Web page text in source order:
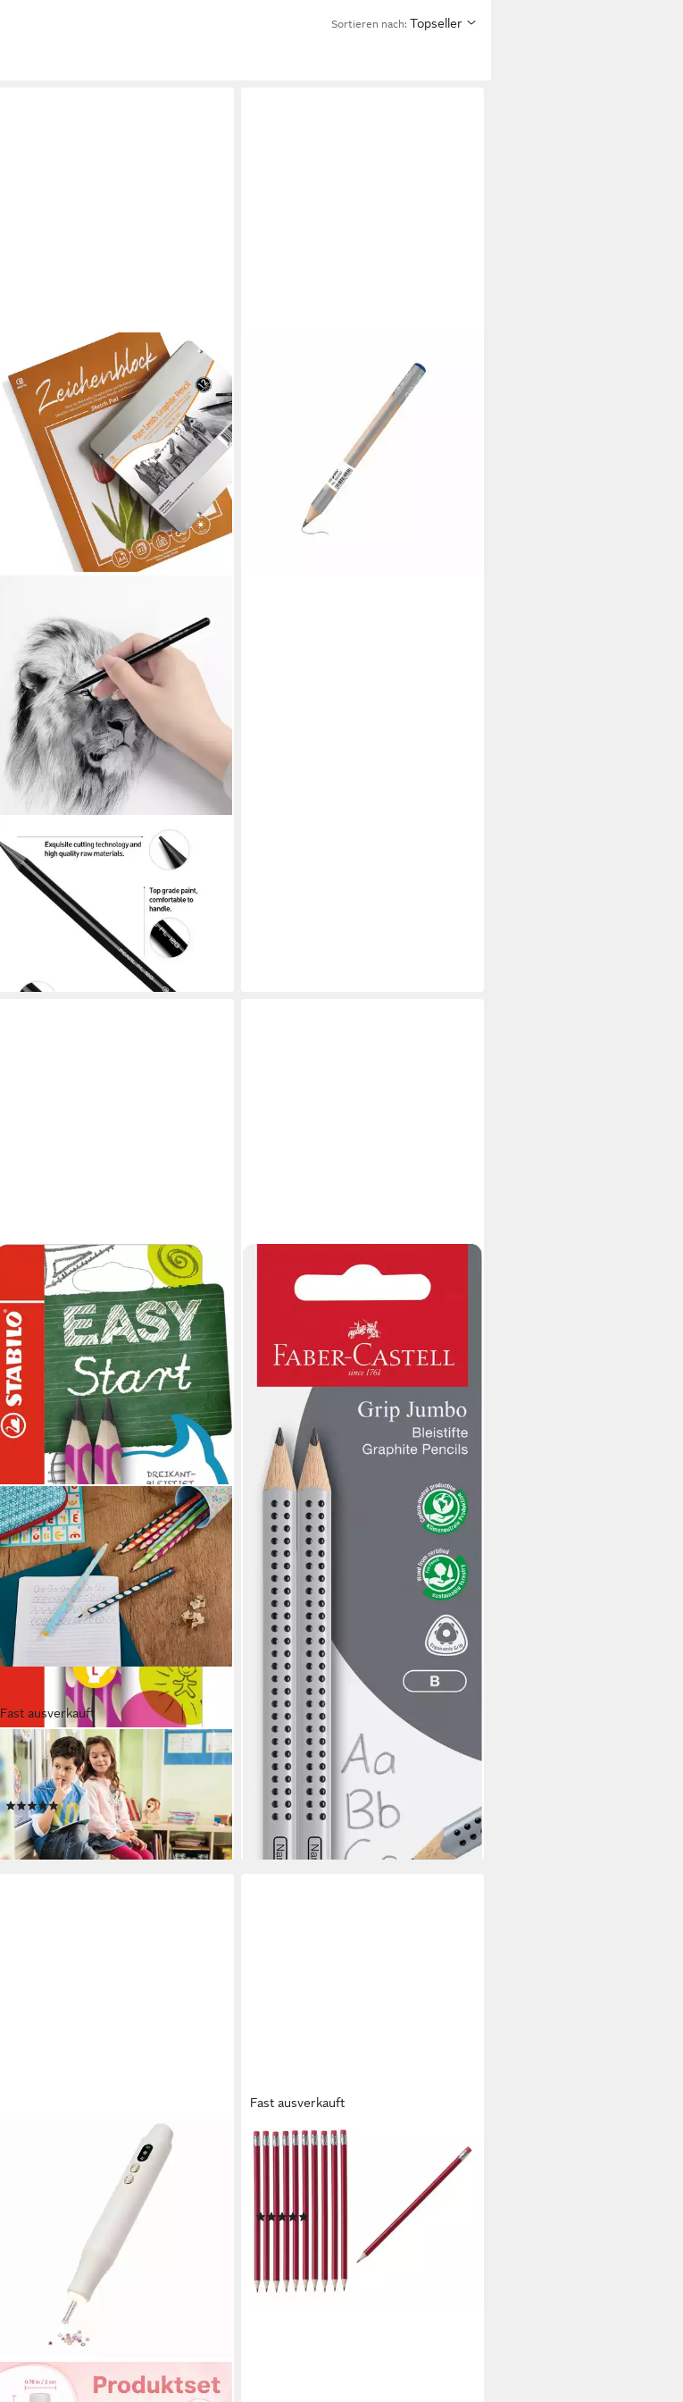
Sortieren nach: Topseller
ESENG
Bleistift PEARL PL-12G, Graphitstifte
mit 12 verschiedenen Härtegraden
29,99 €
lieferbar - in 3-4 Werktagen bei dir
Bleistift Pelikan griffix 1x Bleistift HB
lieferbar - in 6-7 Werktagen bei dir
Fast ausverkauft
STABILO
Bleistift Bleistift Stabilo Easy Graph
HB
(2)
4,69 €
lieferbar - in 2-3 Werktagen bei dir
Bleistift Bleistifte Jumbo Grip, 2
lieferbar - in 2-3 Werktagen bei dir
Fast ausverkauft
MACMA
Bleistift 10 Bleistifte mit Radierer /
HB / ohne Herstellerlogo / Farbe:
lieferbar - in 2-3 Werktagen bei dir